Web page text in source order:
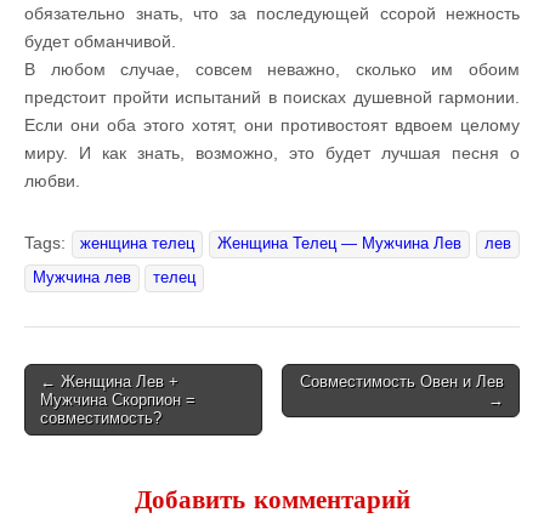
обязательно знать, что за последующей ссорой нежность
будет обманчивой.
В любом случае, совсем неважно, сколько им обоим
предстоит пройти испытаний в поисках душевной гармонии.
Если они оба этого хотят, они противостоят вдвоем целому
миру. И как знать, возможно, это будет лучшая песня о
любви.
Tags: женщина телец Женщина Телец — Мужчина Лев
лев
Мужчина лев
телец
Post navigation
← Женщина Лев +
Мужчина Скорпион =
совместимость?
Совместимость Овен и Лев
→
Добавить комментарий